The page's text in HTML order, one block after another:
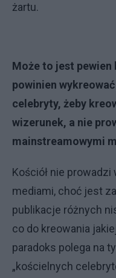
żartu.
Może to jest pewien
powinien
celebryty, żeby
wizerunek, a nie
mainstreamowymi
Kościół nie
mediami, choć jest
publikacje różnych
co do kreowania
paradoks polega na
„kościelnych